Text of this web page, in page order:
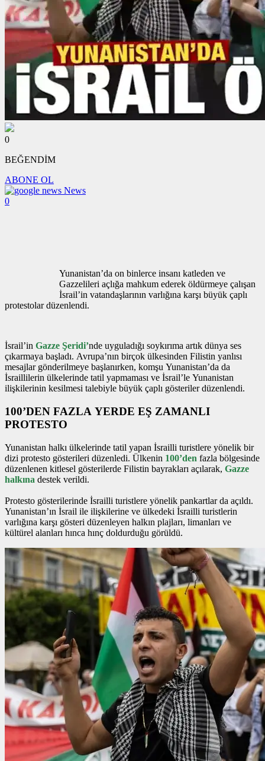
0
BEĞENDİM
ABONE OL
News
0
Yunanistan’da on binlerce insanı katleden ve
Gazzelileri açlığa mahkum ederek öldürmeye çalışan
İsrail’in vatandaşlarının varlığına karşı büyük çaplı
protestolar düzenlendi.
İsrail’in Gazze Şeridi’nde uyguladığı soykırıma artık dünya ses
çıkarmaya başladı. Avrupa’nın birçok ülkesinden Filistin yanlısı
mesajlar gönderilmeye başlanırken, komşu Yunanistan’da da
İsraillilerin ülkelerinde tatil yapmaması ve İsrail’le Yunanistan
ilişkilerinin kesilmesi talebiyle büyük çaplı gösteriler düzenlendi.
100’DEN FAZLA YERDE EŞ ZAMANLI
PROTESTO
Yunanistan halkı ülkelerinde tatil yapan İsrailli turistlere yönelik bir
dizi protesto gösterileri düzenledi. Ülkenin 100’den fazla bölgesinde
düzenlenen kitlesel gösterilerde Filistin bayrakları açılarak, Gazze
halkına destek verildi.
Protesto gösterilerinde İsrailli turistlere yönelik pankartlar da açıldı.
Yunanistan’ın İsrail ile ilişkilerine ve ülkedeki İsrailli turistlerin
varlığına karşı gösteri düzenleyen halkın plajları, limanları ve
kültürel alanları hınca hınç doldurduğu görüldü.